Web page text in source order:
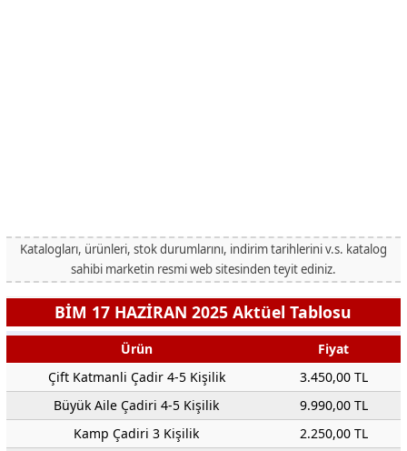
Katalogları, ürünleri, stok durumlarını, indirim tarihlerini v.s. katalog
sahibi marketin resmi web sitesinden teyit ediniz.
BİM 17 HAZİRAN 2025 Aktüel Tablosu
Ürün
Fiyat
Çift Katmanli Çadir 4-5 Kişilik
3.450,00 TL
Büyük Aile Çadiri 4-5 Kişilik
9.990,00 TL
Kamp Çadiri 3 Kişilik
2.250,00 TL